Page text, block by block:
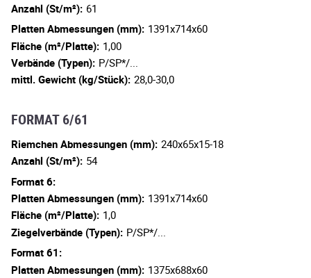
Anzahl (St/m²): 61
Platten Abmessungen (mm): 1391x714x60
Fläche (m²/Platte): 1,00
Verbände (Typen): P/SP*/...
mittl. Gewicht (kg/Stück): 28,0-30,0
FORMAT 6/61
Riemchen Abmessungen (mm): 240x65x15-18
Anzahl (St/m²): 54
Format 6:
Platten Abmessungen (mm): 1391x714x60
Fläche (m²/Platte): 1,0
Ziegelverbände (Typen): P/SP*/...
Format 61:
Platten Abmessungen (mm): 1375x688x60